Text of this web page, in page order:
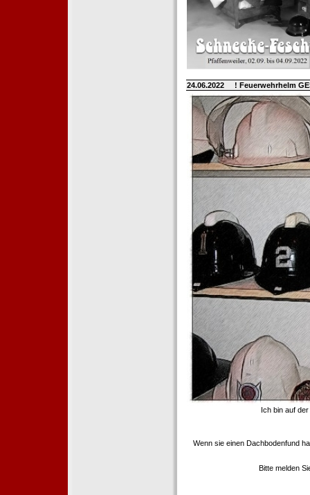
24.06.2022 ! Feuerwehrhelm
Ich bin auf
Wenn sie einen Dachbodenfund
Bitte melden